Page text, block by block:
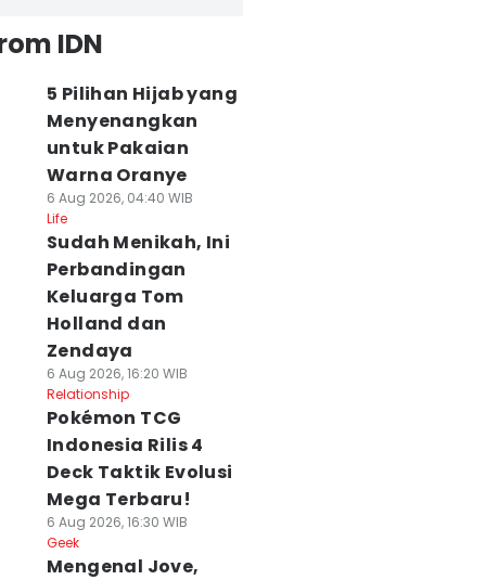
IDN
5 Pilihan Hijab yang
Menyenangkan
untuk Pakaian
Warna Oranye
6 Aug 2026, 04:40 WIB
Life
Sudah Menikah, Ini
Perbandingan
Keluarga Tom
Holland dan
Zendaya
6 Aug 2026, 16:20 WIB
Relationship
Pokémon TCG
Indonesia Rilis 4
Deck Taktik Evolusi
Mega Terbaru!
6 Aug 2026, 16:30 WIB
Geek
Mengenal Jove,